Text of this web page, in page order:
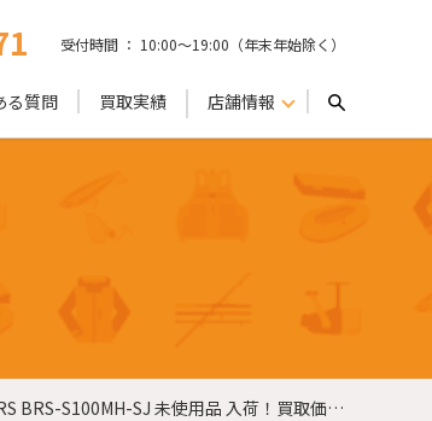
受付時間 ： 10:00〜19:00（年末年始除く）
る質問 買取実績 店舗情報
SJ 未使用品 入荷！買取価格【小倉店】